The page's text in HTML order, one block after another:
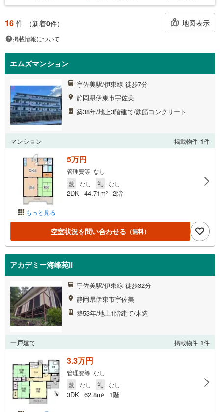
16件 （新着0件） 地図表示
掲載情報について
エムズマンション
宇佐美駅/伊東線 徒歩7分
静岡県伊東市宇佐美
築38年/地上3階建て/鉄筋コンクリート
マンション 掲載物件 1件
もっと見る
5万円
管理費等 なし
敷
なし 礼 なし
2DK 44.71m2 2階
空室状況を問い合わせる （無料）
アカデミー海峰苑II
宇佐美駅/伊東線 徒歩32分
静岡県伊東市宇佐美
築53年/地上1階建て/木造
一戸建て 掲載物件 1件
3.3万円
管理費等 なし
敷
なし 礼 なし
3DK 62.8m2 1階